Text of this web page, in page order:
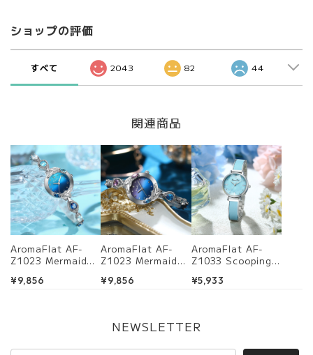
ショップの評価
すべて 2043 82 44
関連商品
AromaFlat AF-
Z1023 Mermaid
Blue) 腕時計 レデ
¥9,856
AromaFlat AF-
Z1023 Mermaid
Purple) 腕時計 レ
¥9,856
AromaFlat AF-
Z1033 Scooping
Blue) 腕時計 レ
¥5,933
NEWSLETTER